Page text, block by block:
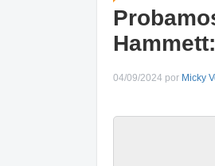
04/09/2024 por Micky